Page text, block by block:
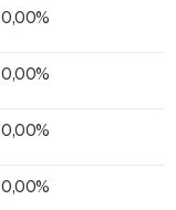
0,00%
0,00%
0,00%
0,00%